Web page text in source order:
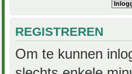
REGISTREREN
Om te kunnen